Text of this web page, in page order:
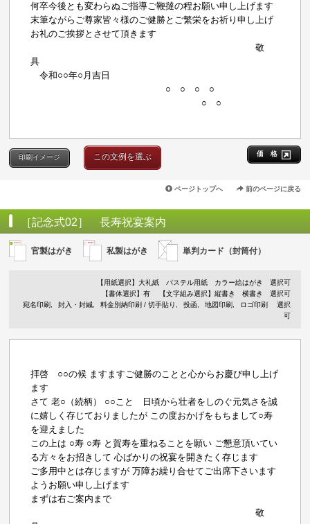
何卒今後とも変わらぬご指導ご鞭撻の程お願い申し上げます
末筆ながらご尊家皆々様のご健勝とご繁栄をお祈り申し上げ
お礼のご挨拶とさせて頂きます
敬
具
令和○○年○月吉日
○ ○ ○ ○
○ ○
価 格
印刷イメージ この文例を選ぶ
ページトップへ 前のページに戻る
［記念式02］ 長寿祝宴案内
官製はがき 私製はがき 単判カード（封筒付）
【用紙選択】 大礼紙 パステル用紙 カラー絵はがき
選択可
【書体選択】有
【文字組み選択】縦書き 横書き 選択可
宛名印刷
封入・封緘 料金別納印刷 / 切手貼り 投函 地図印刷 ロゴ印刷
選択
可
拝啓 ○○の候 ますますご健勝のことと心からお慶び申し上げ
ます
さて 老○（続柄） ○○こと 日頃から壮者をしのぐ元気さを誠
に嬉しく存じておりましたが この度おかげをもちまして○寿
を迎えました
この上は ○寿 ○寿 と賀寿を重ねることを願い ご懇意頂いてい
る方々をお招きして 心ばかりの祝宴を開きたく存じます
ご多用中とは存じますが 万障お繰り合せてご出席下さいます
ようお願い申し上げます
まずは右ご案内まで
敬